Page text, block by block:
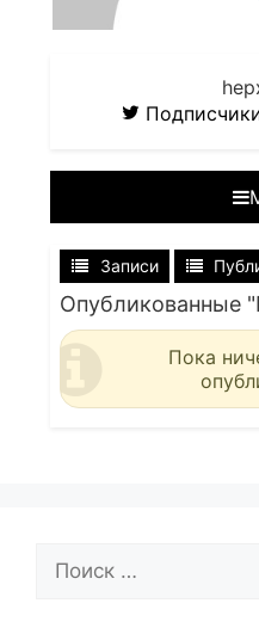
Записи
Опубликованные
Пока